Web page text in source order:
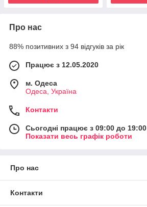
Про нас
88% позитивних з 94 відгуків за рік
Працює з 12.05.2020
м. Одеса
Одеса, Україна
Контакти
Сьогодні працює з 09:00 до 19:00
Показати весь графік роботи
Про нас
Контакти